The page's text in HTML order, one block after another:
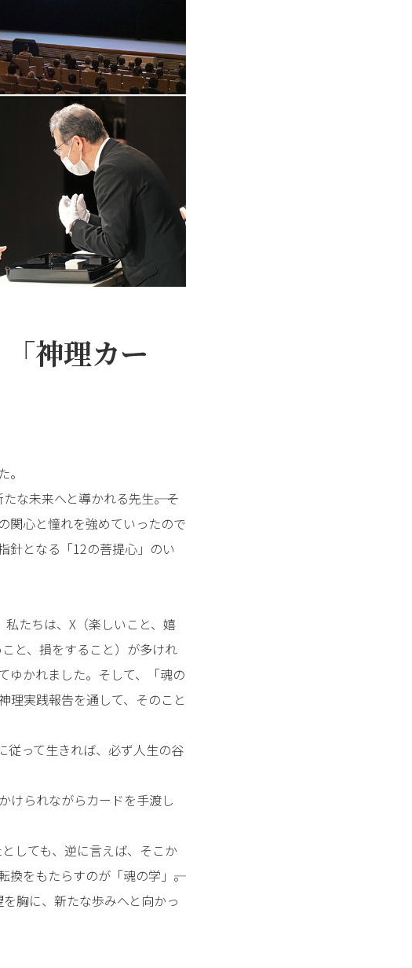
「神理カー
未来へと導かれる先生――。そ
関心と憧れを強めていったので
針となる「12の菩提心」のい
たちは、X（楽しいこと、嬉
と、損をすること）が多けれ
ゆかれました。そして、「魂の
理実践報告を通して、そのこと
従って生きれば、必ず人生の谷
けられながらカードを手渡し
しても、逆に言えば、そこか
をもたらすのが「魂の学」――。
胸に、新たな歩みへと向かっ